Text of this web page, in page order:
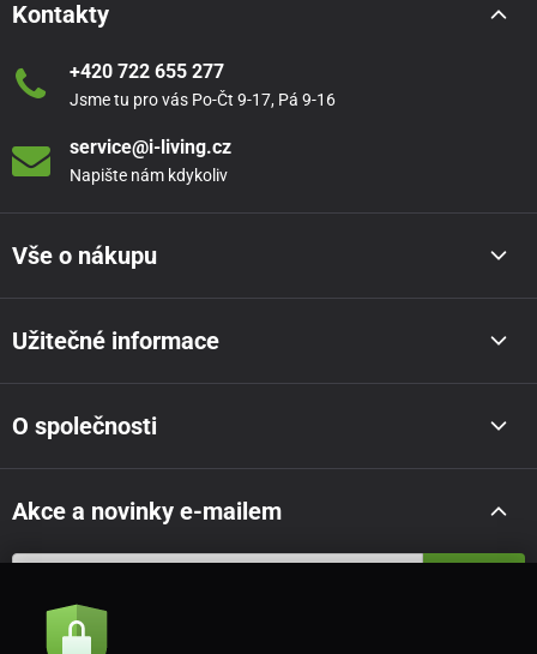
Kontakty
+420 722 655 277
Jsme tu pro vás Po-Čt 9-17, Pá 9-16
service@i-living.cz
Napište nám kdykoliv
Vše o nákupu
Užitečné informace
O společnosti
Akce a novinky e-mailem
Souhlasím se